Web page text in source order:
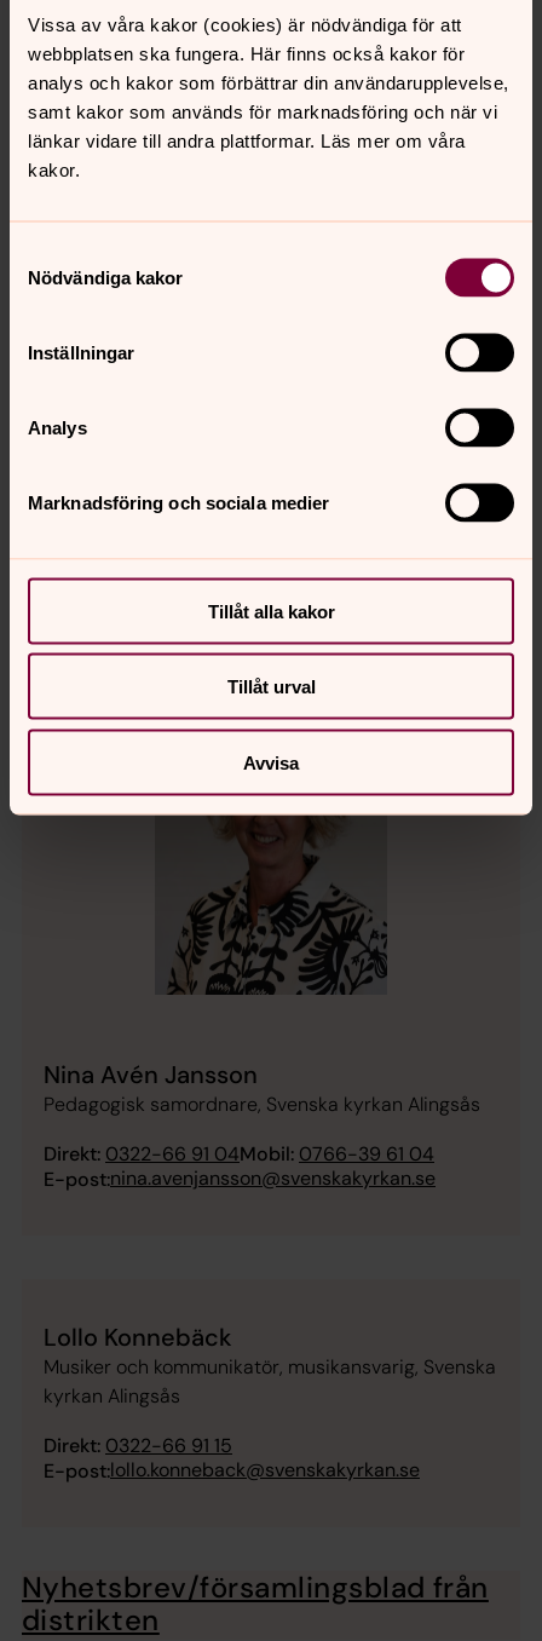
Vissa av våra kakor (cookies) är nödvändiga för att
webbplatsen ska fungera. Här finns också kakor för
analys och kakor som förbättrar din användarupplevelse,
samt kakor som används för marknadsföring och när vi
länkar vidare till andra plattformar. Läs mer om våra
kakor.
Nödvändiga kakor
Inställningar
Analys
Marknadsföring och sociala medier
Tillåt alla kakor
Tillåt urval
Avvisa
https://issuu.com/kristetperspektiv/docs/k_perspektiv_
1-22lr
Nummer 4 2021:
https://issuu.com/kristetperspektiv/docs/k_perspektiv_
4-21lr
3-21l
https://issuu.com/kristetperspektiv/docs/k_perspektiv_
https://issuu.com/kristetperspektiv/docs/k_perspektiv_
gärna av dig
Nina Avén Jansson
Pedagogisk samordnare, Svenska kyrkan Alingsås
Direkt: 0322-66 91 04Mobil: 0766-39 61 04
E-post:nina.avenjansson@svenskakyrkan.se
Lollo Konnebäck
Musiker och kommunikatör, musikansvarig, Svenska
kyrkan Alingsås
Direkt: 0322-66 91 15
E-post:lollo.konneback@svenskakyrkan.se
Nyhetsbrev/församlingsblad från
distrikten